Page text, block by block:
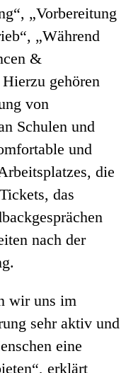
„Vorbereitung
„Während
&
gehören
von
Schulen und
und
die
das
nach der
wir uns im
sehr aktiv und
eine
erklärt